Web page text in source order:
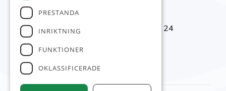
Kontaktnummer
Reception & Shop:
031-92 00 24
Restaurang:
Banchef:
PRESTANDA
INRIKTNING
FUNKTIONER
OKLASSIFICERADE